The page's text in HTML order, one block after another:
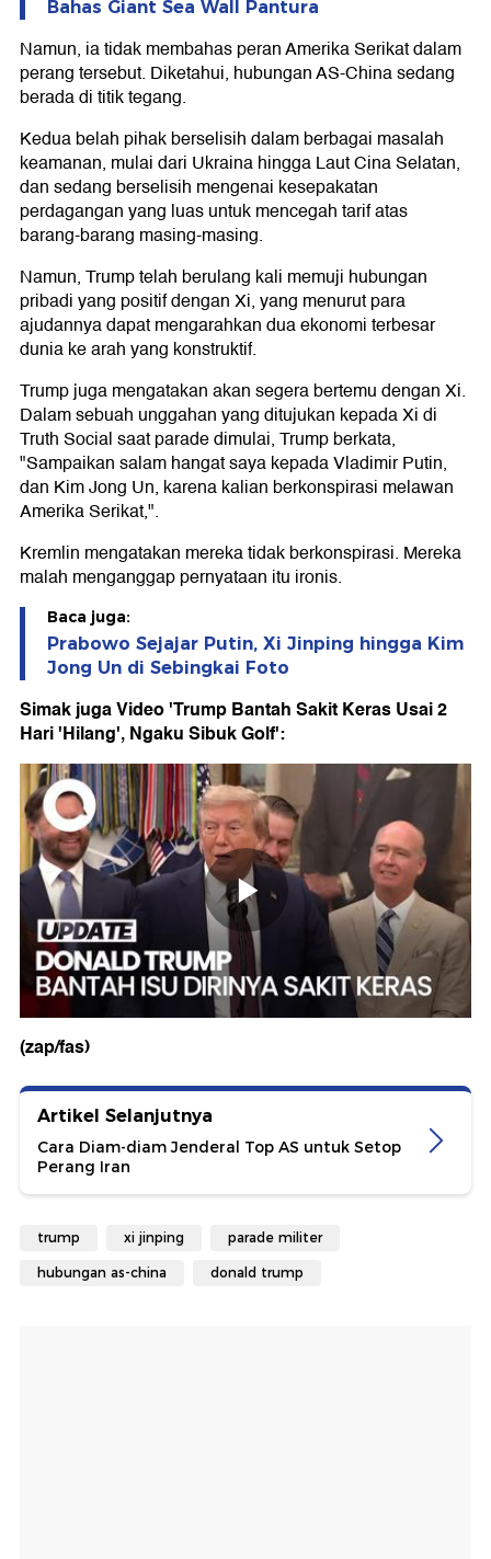
Bahas Giant Sea Wall Pantura
Namun, ia tidak membahas peran Amerika Serikat dalam
perang tersebut. Diketahui, hubungan AS-China sedang
berada di titik tegang.
Kedua belah pihak berselisih dalam berbagai masalah
keamanan, mulai dari Ukraina hingga Laut Cina Selatan,
dan sedang berselisih mengenai kesepakatan
perdagangan yang luas untuk mencegah tarif atas
barang-barang masing-masing.
Namun, Trump telah berulang kali memuji hubungan
pribadi yang positif dengan Xi, yang menurut para
ajudannya dapat mengarahkan dua ekonomi terbesar
dunia ke arah yang konstruktif.
Trump juga mengatakan akan segera bertemu dengan Xi.
Dalam sebuah unggahan yang ditujukan kepada Xi di
Truth Social saat parade dimulai, Trump berkata,
"Sampaikan salam hangat saya kepada Vladimir Putin,
dan Kim Jong Un, karena kalian berkonspirasi melawan
Amerika Serikat,".
Kremlin mengatakan mereka tidak berkonspirasi. Mereka
malah menganggap pernyataan itu ironis.
Baca juga:
Prabowo Sejajar Putin, Xi Jinping hingga Kim
Jong Un di Sebingkai Foto
Simak juga Video 'Trump Bantah Sakit Keras Usai 2
Hari 'Hilang', Ngaku Sibuk Golf':
(zap/fas)
Artikel Selanjutnya
Cara Diam-diam Jenderal Top AS untuk Setop
Perang Iran
trump xi jinping parade militer
hubungan as-china donald trump